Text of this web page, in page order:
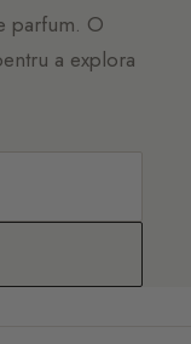
parfum. O
a explora